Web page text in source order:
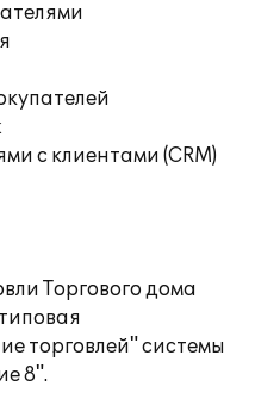
с клиентами (CRM)
Торгового дома
торговлей" системы
8".